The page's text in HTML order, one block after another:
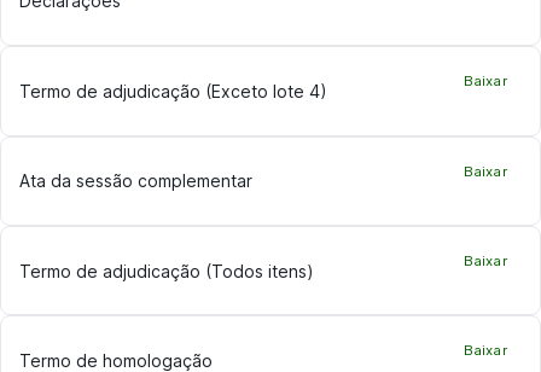
Termo de adjudicação (Exceto lote 4) Baixar
Ata da sessão complementar Baixar
Termo de adjudicação (Todos itens) Baixar
Termo de homologação Baixar